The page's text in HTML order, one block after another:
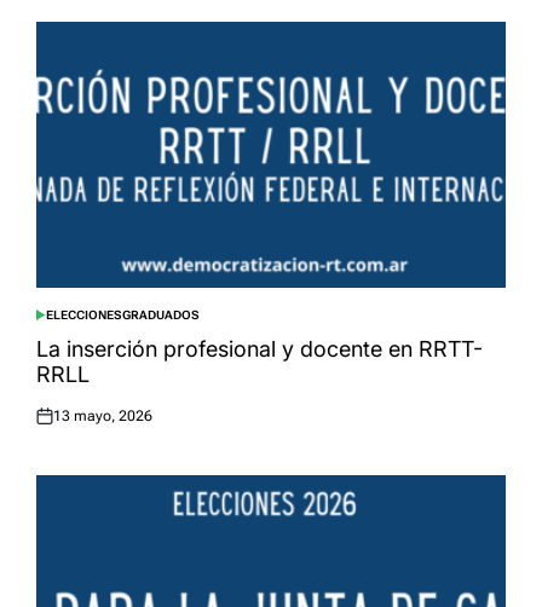
POSTED
IN
ELECCIONESGRADUADOS
La inserción profesional y docente en RRTT-
RRLL
Posted
13 mayo, 2026